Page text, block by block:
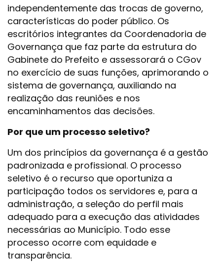
independentemente das trocas de governo,
características do poder público. Os
escritórios integrantes da Coordenadoria de
Governança que faz parte da estrutura do
Gabinete do Prefeito e assessorará o CGov
no exercício de suas funções, aprimorando o
sistema de governança, auxiliando na
realização das reuniões e nos
encaminhamentos das decisões.
Por que um processo seletivo?
Um dos princípios da governança é a gestão
padronizada e profissional. O processo
seletivo é o recurso que oportuniza a
participação todos os servidores e, para a
administração, a seleção do perfil mais
adequado para a execução das atividades
necessárias ao Município. Todo esse
processo ocorre com equidade e
transparência.